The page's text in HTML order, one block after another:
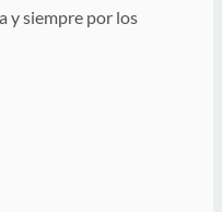
y siempre por los